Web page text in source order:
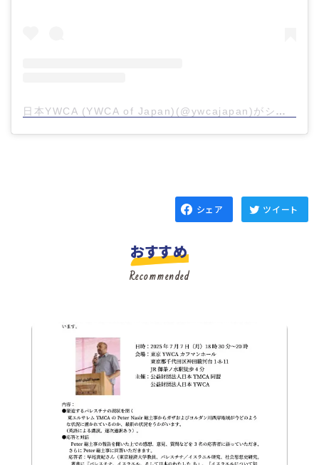
日本YWCA (YWCA of Japan)(@ywcajapan)がシェアした投稿
シェア ツイート
おすすめ
Recommended